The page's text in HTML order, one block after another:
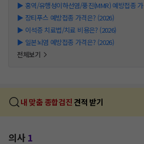
▶ 홍역/유행성이하선염/풍진(MMR) 예방접종
▶ 장티푸스 예방접종 가격은? (2026)
▶ 이석증 치료법/치료 비용은? (2026)
▶ 일본뇌염 예방접종 가격은? (2026)
전체보기
내 맞춤 종합검진 견적 받기
의사1